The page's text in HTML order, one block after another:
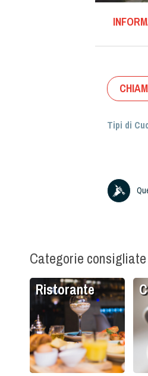
Tipi di
Categorie
Ristorante